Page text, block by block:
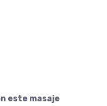
este masaje